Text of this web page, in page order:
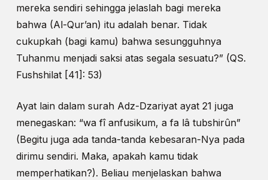
mereka sendiri sehingga jelaslah bagi mereka
bahwa (Al-Qur’an) itu adalah benar. Tidak
cukupkah (bagi kamu) bahwa sesungguhnya
Tuhanmu menjadi saksi atas segala sesuatu?” (QS.
Fushshilat [41]: 53)
Ayat lain dalam surah Adz-Dzariyat ayat 21 juga
menegaskan: “wa fî anfusikum, a fa lâ tubshirûn”
(Begitu juga ada tanda-tanda kebesaran-Nya pada
dirimu sendiri. Maka, apakah kamu tidak
memperhatikan?). Beliau menjelaskan bahwa